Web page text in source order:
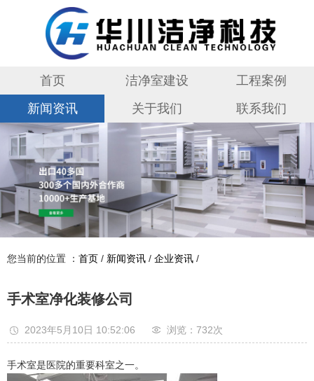
首页 洁净室建设
工程案例
新闻资讯
关于我们 联系我们
您当前的位置 ： 首页 / 新闻资讯 / 企业资讯 /
手术室净化装修公司
2023年5月10日 10:52:06 浏览：732次
手术室是医院的重要科室之一。